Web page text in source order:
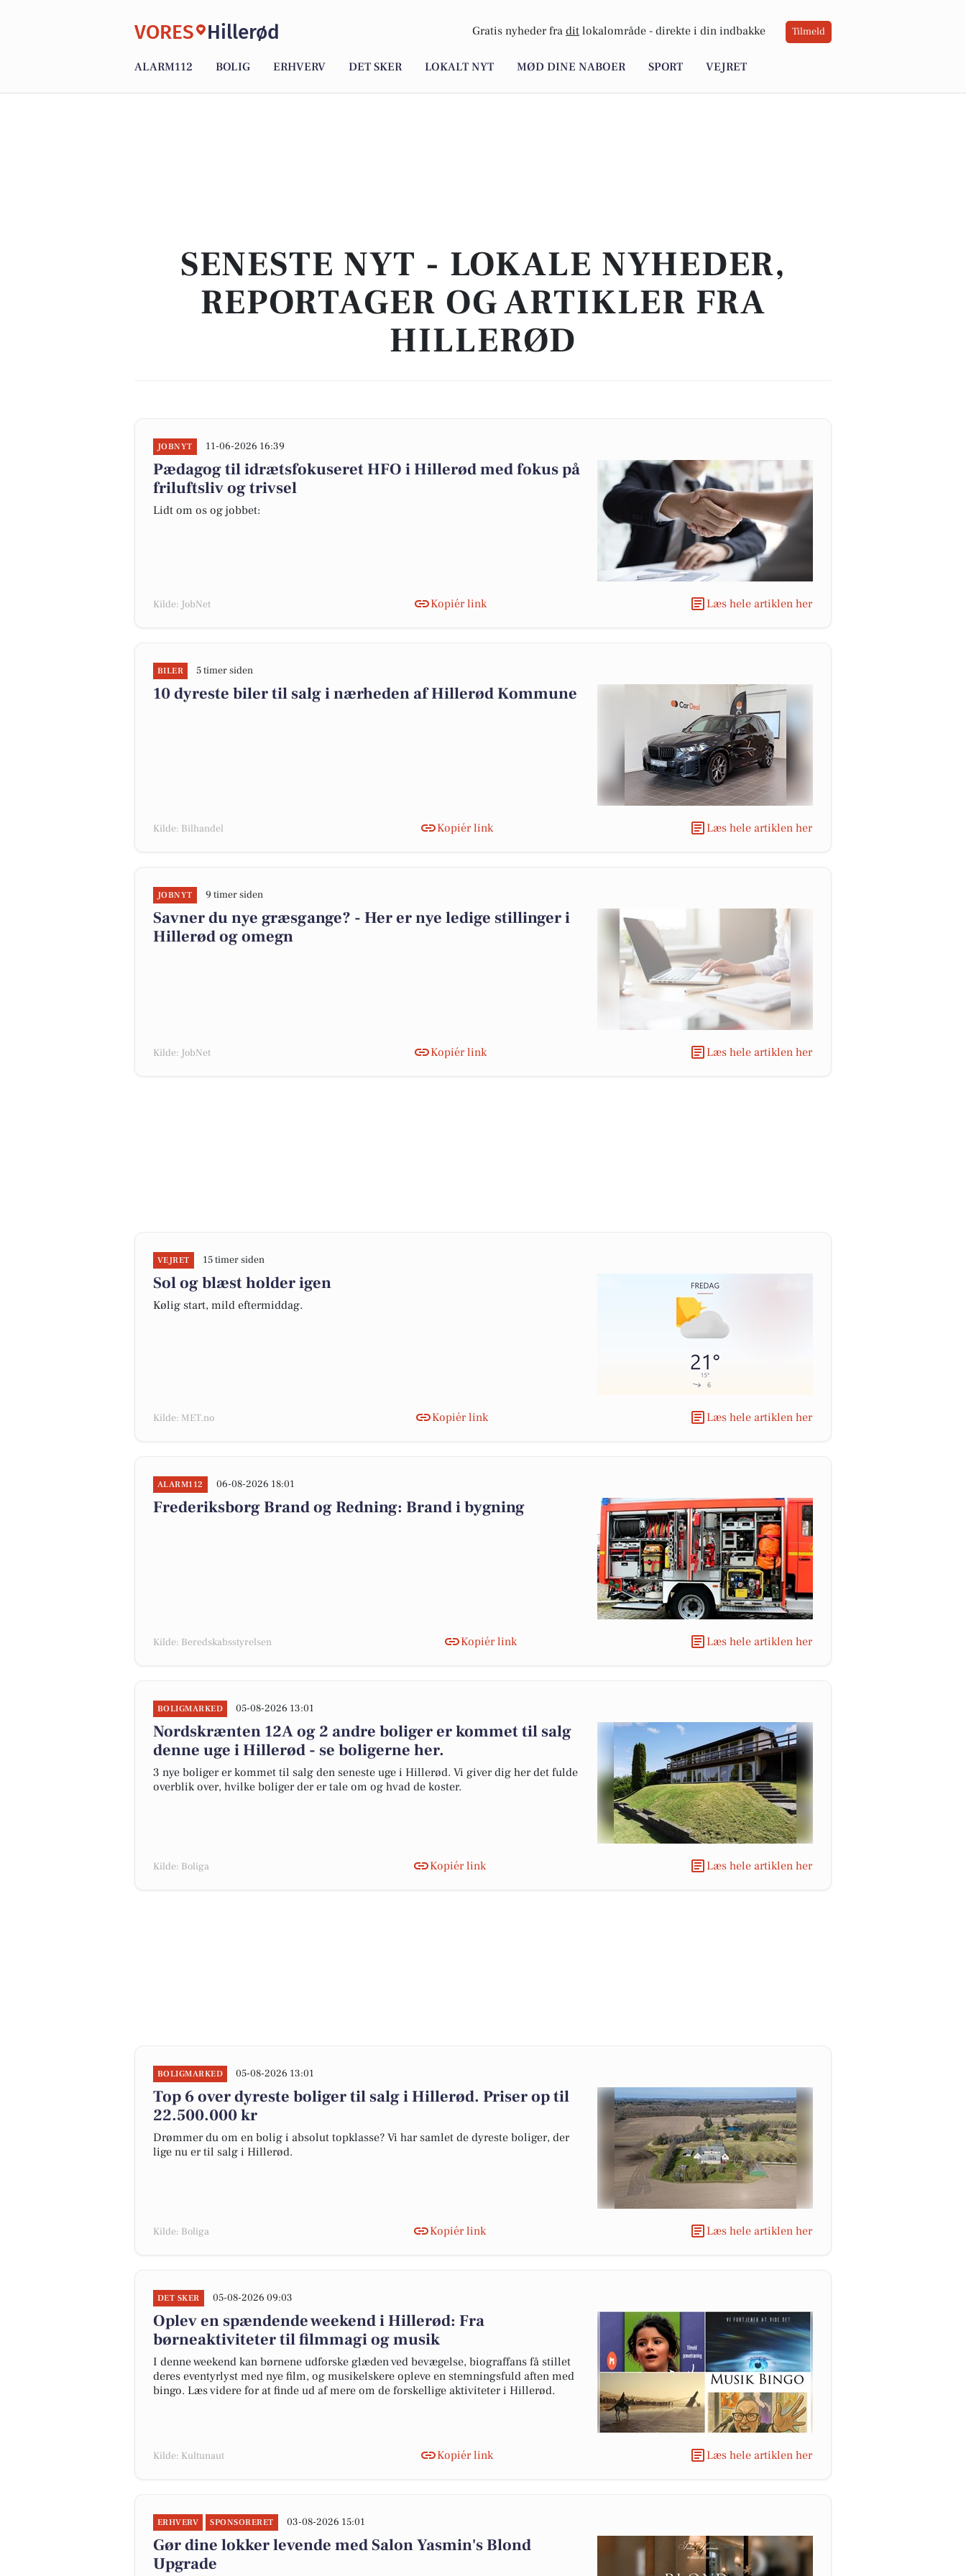
VORES Hillerød Gratis nyheder fra dit lokalområde - direkte i din indbakke Tilmeld
ALARM112 BOLIG ERHVERV DET SKER LOKALT NYT MØD DINE NABOER SPORT VEJRET
SENESTE NYT - LOKALE NYHEDER,
REPORTAGER OG ARTIKLER FRA
HILLERØD
JOBNYT 11-06-2026 16:39
Pædagog til idrætsfokuseret HFO i Hillerød med fokus på
friluftsliv og trivsel
Lidt om os og jobbet:
Kilde: JobNet Kopiér link Læs hele artiklen her
BILER 5 timer siden
10 dyreste biler til salg i nærheden af Hillerød Kommune
Kilde: Bilhandel Kopiér link Læs hele artiklen her
JOBNYT 9 timer siden
Savner du nye græsgange? - Her er nye ledige stillinger i
Hillerød og omegn
Kilde: JobNet Kopiér link Læs hele artiklen her
VEJRET 15 timer siden
Sol og blæst holder igen
Kølig start, mild eftermiddag.
Kilde: MET.no Kopiér link Læs hele artiklen her
ALARM112 06-08-2026 18:01
Frederiksborg Brand og Redning: Brand i bygning
Kilde: Beredskabsstyrelsen Kopiér link Læs hele artiklen her
BOLIGMARKED 05-08-2026 13:01
Nordskrænten 12A og 2 andre boliger er kommet til salg
denne uge i Hillerød - se boligerne her.
3 nye boliger er kommet til salg den seneste uge i Hillerød. Vi giver dig her det fulde
overblik over, hvilke boliger der er tale om og hvad de koster.
Kilde: Boliga Kopiér link Læs hele artiklen her
BOLIGMARKED 05-08-2026 13:01
Top 6 over dyreste boliger til salg i Hillerød. Priser op til
22.500.000 kr
Drømmer du om en bolig i absolut topklasse? Vi har samlet de dyreste boliger, der
lige nu er til salg i Hillerød.
Kilde: Boliga Kopiér link Læs hele artiklen her
DET SKER 05-08-2026 09:03
Oplev en spændende weekend i Hillerød: Fra
børneaktiviteter til filmmagi og musik
I denne weekend kan børnene udforske glæden ved bevægelse, biograffans få stillet
deres eventyrlyst med nye film, og musikelskere opleve en stemningsfuld aften med
bingo. Læs videre for at finde ud af mere om de forskellige aktiviteter i Hillerød.
Kilde: Kultunaut Kopiér link Læs hele artiklen her
ERHVERV SPONSORERET 03-08-2026 15:01
Gør dine lokker levende med Salon Yasmin's Blond
Upgrade